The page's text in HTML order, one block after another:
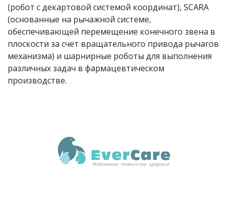
(робот с декартовой системой координат), SCARA
(основанные на рычажной системе,
обеспечивающей перемещение конечного звена в
плоскости за счет вращательного привода рычагов
механизма) и шарнирные роботы для выполнения
различных задач в фармацевтическом
производстве.